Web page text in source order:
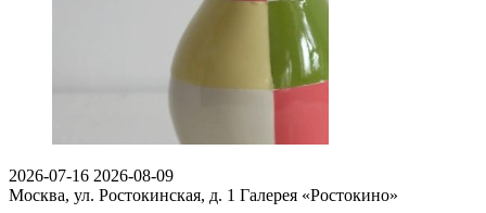
2026-07-16 2026-08-09
Москва, ул. Ростокинская, д. 1 Галерея «Ростокино»